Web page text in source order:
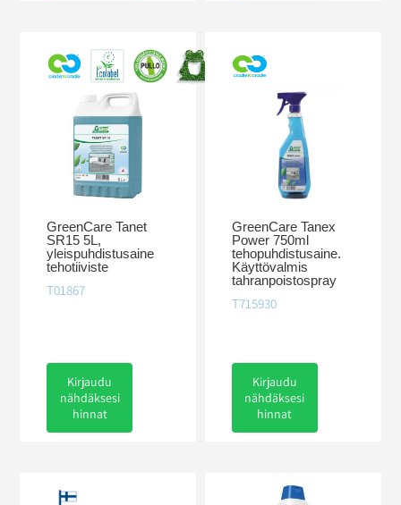
GreenCare Tanet
SR15 5L,
yleispuhdistusaine
tehotiiviste
T01867
Kirjaudu
nähdäksesi
hinnat
GreenCare Tanex
Power 750ml
tehopuhdistusaine.
Käyttövalmis
tahranpoistospray
T715930
Kirjaudu
nähdäksesi
hinnat